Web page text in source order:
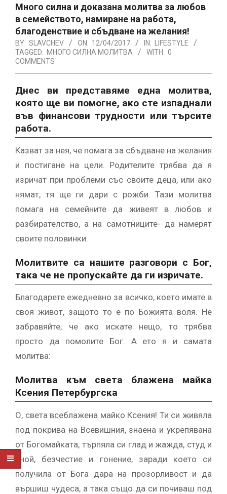
Много силна и доказана молитва за любов
в семейството, намиране на работа,
благоденствие и сбъдване на желания!
BY: SLAVCHEV ON: 12/04/2017 IN:
LIFESTYLE
TAGGED: МНОГО СИЛНА МОЛИТВА WITH: 0
COMMENTS
Днес ви представяме една молитва,
която ще ви помогне, ако сте изпаднали
във финансови трудности или търсите
работа.
Казват за нея, че помага за сбъдване на желания
и постигане на цели. Родителите трябва да я
изричат при проблеми със своите деца, или ако
нямат, тя ще ги дари с рожби. Тази молитва
помага на семейните да живеят в любов и
разбирателство, а на самотниците- да намерят
своите половинки.
Молитвите са нашите разговори с Бог,
така че не пропускайте да ги изричате.
Благодарете ежедневно за всичко, което имате в
своя живот, защото то е по Божията воля. Не
забравяйте, че ако искате нещо, то трябва
просто да помолите Бог. А ето я и самата
молитва:
Молитва към света блажена майка
Ксения Петербургска
О, света всеблажена майко Ксения! Ти си живяла
под покрива на Всевишния, знаена и укрепявана
от Богомайката, търпяла си глад и жажда, студ и
зной, безчестие и гонение, заради което си
получила от Бога дара на прозорливост и да
вършиш чудеса, а така също да си почиваш под